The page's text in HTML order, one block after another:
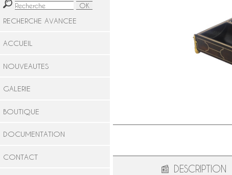
RECHERCHE AVANCEE
ACCUEIL
NOUVEAUTES
GALERIE
BOUTIQUE
DOCUMENTATION
CONTACT
📰 DESCRIPTION